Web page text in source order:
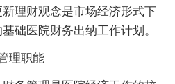
理财观念是市场经济形式下
础医院财务出纳工作计划。
理职能